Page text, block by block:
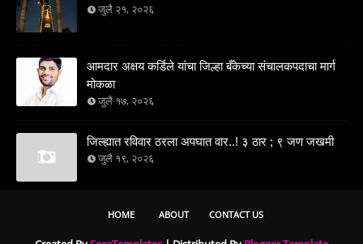
जुलै २१, २०२६
आमदार अक्षय कर्डिले यांचा जिल्हा बँकेच्या संचालकपदाचा मार्ग
मोकळा
जुलै १७, २०२६
जिल्ह्यात रविवार ठरला अपघात वार..! ३ ठार ; ९ जण जखमी
जुलै १९, २०२६
HOME ABOUT CONTACT US